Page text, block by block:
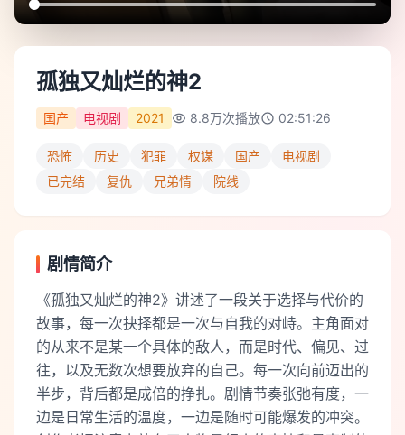
孤独又灿烂的神2
国产 电视剧 2021 8.8万次播放 02:51:26
恐怖 历史 犯罪 权谋 国产
电视剧
已完结
复仇 兄弟情 院线
剧情简介
《孤独又灿烂的神2》讲述了一段关于选择与代价的
故事，每一次抉择都是一次与自我的对峙。主角面对
的从来不是某一个具体的敌人，而是时代、偏见、过
往，以及无数次想要放弃的自己。每一次向前迈出的
半步，背后都是成倍的挣扎。剧情节奏张弛有度，一
边是日常生活的温度，一边是随时可能爆发的冲突。